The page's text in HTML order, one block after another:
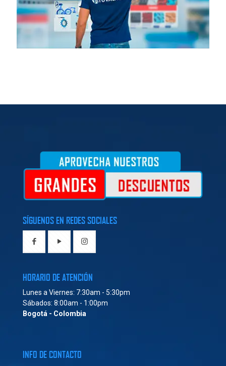
SÍGUENOS EN REDES SOCIALES
HORARIO DE ATENCIÓN
Lunes a Viernes: 7:30am - 5:30pm
Sábados: 8:00am - 1:00pm
Bogotá - Colombia
INFO DE CONTACTO